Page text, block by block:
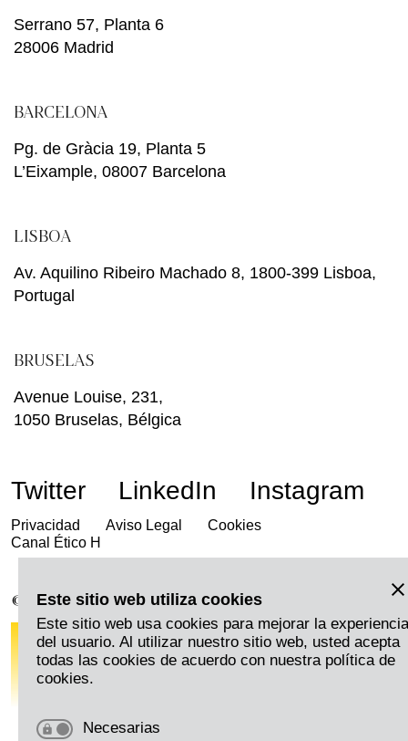
Serrano 57, Planta 6
28006 Madrid
BARCELONA
Pg. de Gràcia 19, Planta 5
L’Eixample, 08007 Barcelona
LISBOA
Av. Aquilino Ribeiro Machado 8, 1800-399 Lisboa,
Portugal
BRUSELAS
Avenue Louise, 231,
1050 Bruselas, Bélgica
© 2026 Harmon.
Twitter LinkedIn Instagram
Privacidad Aviso Legal
Cookies
Canal Ético H
Este sitio web utiliza cookies
Este sitio web usa cookies para mejorar la experiencia
del usuario. Al utilizar nuestro sitio web, usted acepta
todas las cookies de acuerdo con nuestra política de
cookies.
Necesarias